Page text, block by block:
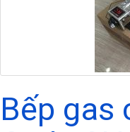
Bếp gas